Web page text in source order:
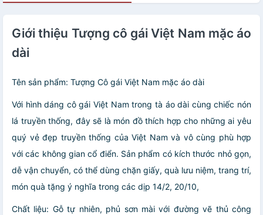
Giới thiệu Tượng cô gái Việt Nam mặc áo
dài
Tên sản phẩm: Tượng Cô gái Việt Nam mặc áo dài
Với hình dáng cô gái Việt Nam trong tà áo dài cùng chiếc nón
lá truyền thống, đây sẽ là món đồ thích hợp cho những ai yêu
quý vẻ đẹp truyền thống của Việt Nam và vô cùng phù hợp
với các không gian cổ điển. Sản phẩm có kích thước nhỏ gọn,
dễ vận chuyển, có thể dùng chặn giấy, quà lưu niệm, trang trí,
món quà tặng ý nghĩa trong các dịp 14/2, 20/10,
Chất liệu: Gỗ tự nhiên, phủ sơn mài với đường vẽ thủ công